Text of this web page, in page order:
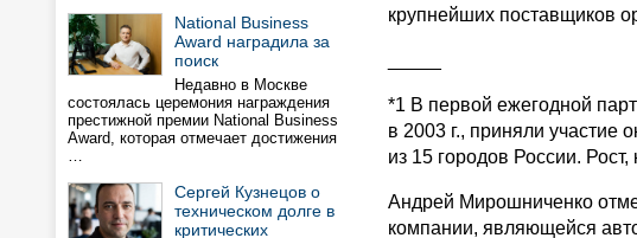
National Business
Award наградила за
поиск
Недавно в Москве
состоялась церемония награждения
престижной премии National Business
Award, которая отмечает достижения
…
Сергей Кузнецов о
техническом долге в
критических
крупнейших поставщиков
*1 В первой ежегодной
в 2003 г., приняли
из 15 городов России. Рост,
Андрей Мирошниченко
компании, являющейся